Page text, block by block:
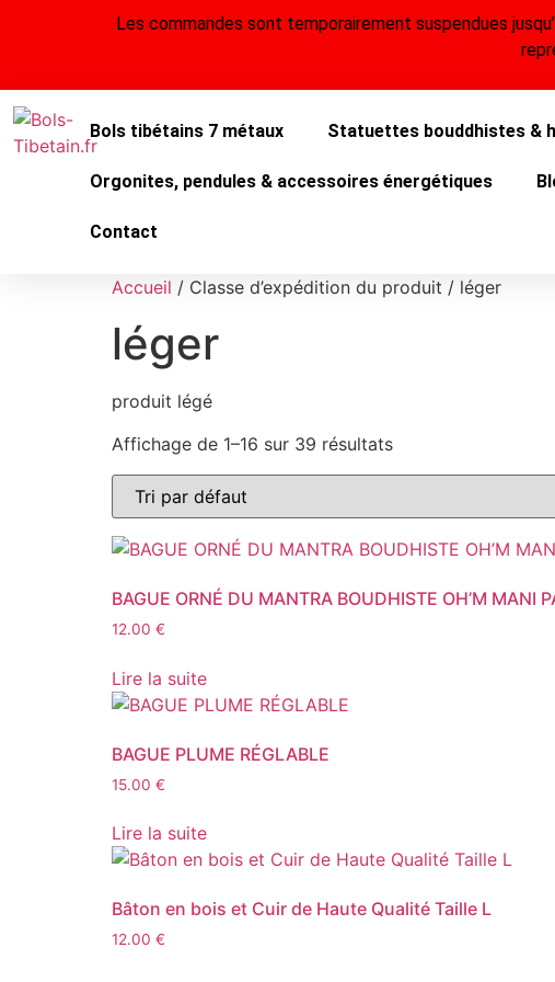
Les commandes sont temporairement suspendues
Bols tibétains 7 métaux Statuettes bouddhistes &
Orgonites, pendules & accessoires énergétiques
Contact
Accueil / Classe d’expédition du produit / léger
léger
produit légé
Affichage de 1–16 sur 39 résultats
BAGUE ORNÉ DU MANTRA BOUDHISTE OH’M MANI
12.00 €
Lire la suite
BAGUE PLUME RÉGLABLE
15.00 €
Lire la suite
Bâton en bois et Cuir de Haute Qualité Taille L
12.00 €